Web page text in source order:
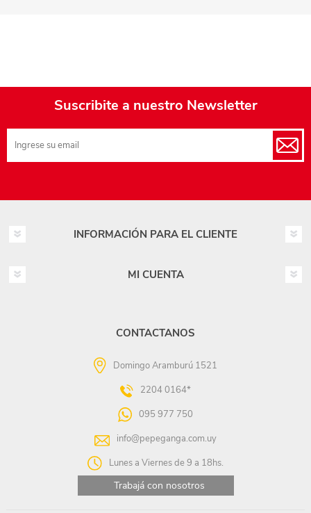
Suscribite a nuestro Newsletter
INFORMACIÓN PARA EL CLIENTE
MI CUENTA
CONTACTANOS
Domingo Aramburú 1521
2204 0164*
095 977 750
info@pepeganga.com.uy
Lunes a Viernes de 9 a 18hs.
Trabajá con nosotros